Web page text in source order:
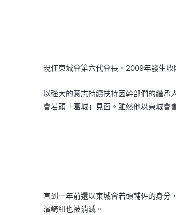
現任東城會第六代會長。2009年發生
以強大的意志持續扶持因幹部們的繼承
會若頭「葛城」見面。雖然他以東城會
直到一年前還以東城會若頭輔佐的身分
濱崎組也被消滅。